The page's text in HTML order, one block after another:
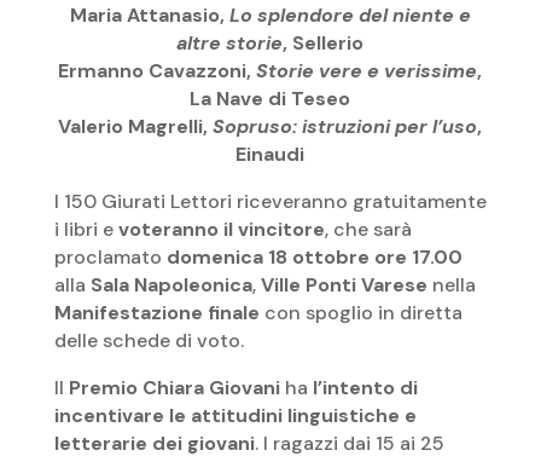
Maria Attanasio, Lo splendore del niente e
altre storie, Sellerio
Ermanno Cavazzoni, Storie vere e verissime,
La Nave di Teseo
Valerio Magrelli, Sopruso: istruzioni per l’uso,
Einaudi
I 150 Giurati Lettori riceveranno gratuitamente
i libri evoteranno il vincitore, che sarà
proclamato domenica 18 ottobre ore 17.00
alla Sala Napoleonica,Ville Ponti Varese nella
Manifestazione finale con spoglio in diretta
delle schede di voto.
Il Premio Chiara Giovaniha l’intento di
incentivare le attitudini linguistiche e
letterarie dei giovani. I ragazzi dai 15 ai 25